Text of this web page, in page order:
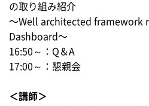
の取り組み紹介
〜Well architected framework
Dashboard〜
16:50～：Q＆A
17:00～：懇親会
＜講師＞